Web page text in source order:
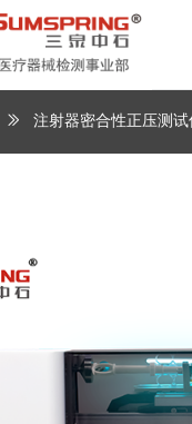
ꅀ 注射器密合性正压测试